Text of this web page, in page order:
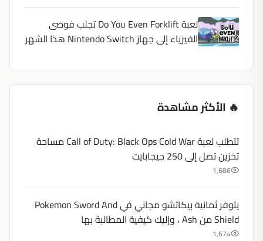
لعبة Do You Even Forklift تجلب فوضى
الفيزياء إلى جهاز Nintendo Switch هذا الشهر
🔥 الأكثر مشاهدة
تتطلب لعبة Call of Duty: Black Ops Cold War مساحة
تخزين تصل إلى 250 جيجابايت
1,686
يتوفر ثمانية بيكاتشو مجاني في Pokemon Sword And
Shield من Ash ، وإليك كيفية المطالبة بها
1,674